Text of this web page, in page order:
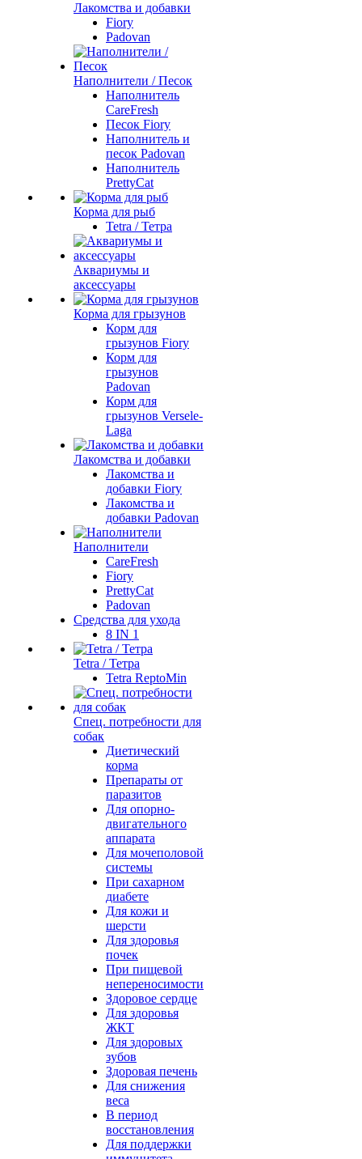
Лакомства и добавки
Fiory
Padovan
Наполнители / Песок
Наполнитель
CareFresh
Песок Fiory
Наполнитель и
песок Padovan
Наполнитель
PrettyCat
Корма для рыб
Tetra / Тетра
Аквариумы и
аксессуары
Корма для грызунов
Корм для
грызунов Fiory
Корм для
грызунов
Padovan
Корм для
грызунов Versele-
Laga
Лакомства и добавки
Лакомства и
добавки Fiory
Лакомства и
добавки Padovan
Наполнители
CareFresh
Fiory
PrettyCat
Padovan
Средства для ухода
8 IN 1
Tetra / Тетра
Tetra ReptoMin
Спец. потребности для
собак
Диетический
корма
Препараты от
паразитов
Для опорно-
двигательного
аппарата
Для мочеполовой
системы
При сахарном
диабете
Для кожи и
шерсти
Для здоровья
почек
При пищевой
непереносимости
Здоровое сердце
Для здоровья
ЖКТ
Для здоровых
зубов
Здоровая печень
Для снижения
веса
В период
восстановления
Для поддержки